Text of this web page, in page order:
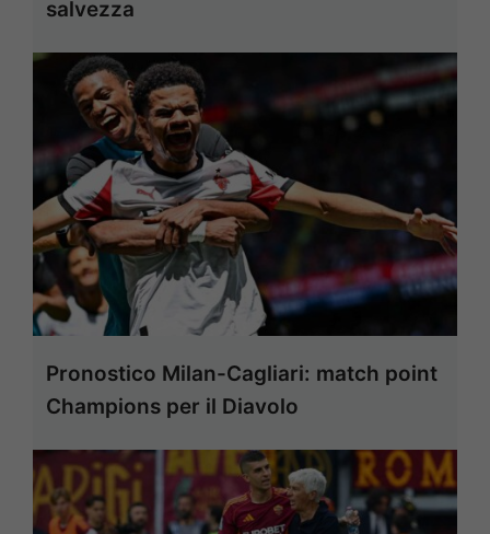
salvezza
Pronostico Milan-Cagliari: match point
Champions per il Diavolo